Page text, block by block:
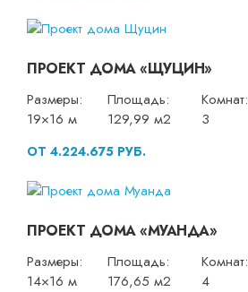
ПРОЕКТ ДОМА «ЩУЦИН»
Размеры:
19×16 м
Площадь:
129,99 м2
Комнат:
3
ОТ 4.224.675 РУБ.
ПРОЕКТ ДОМА «МУАНДА»
Размеры:
14×16 м
Площадь:
176,65 м2
Комнат:
4